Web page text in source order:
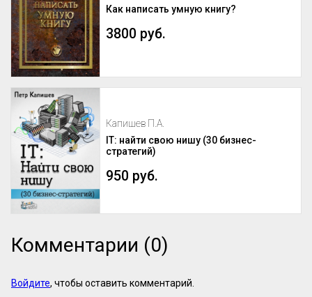
Как написать умную книгу?
3800 руб.
Капишев П.А.
IT: найти свою нишу (30 бизнес-
стратегий)
950 руб.
Комментарии (0)
Войдите, чтобы оставить комментарий.